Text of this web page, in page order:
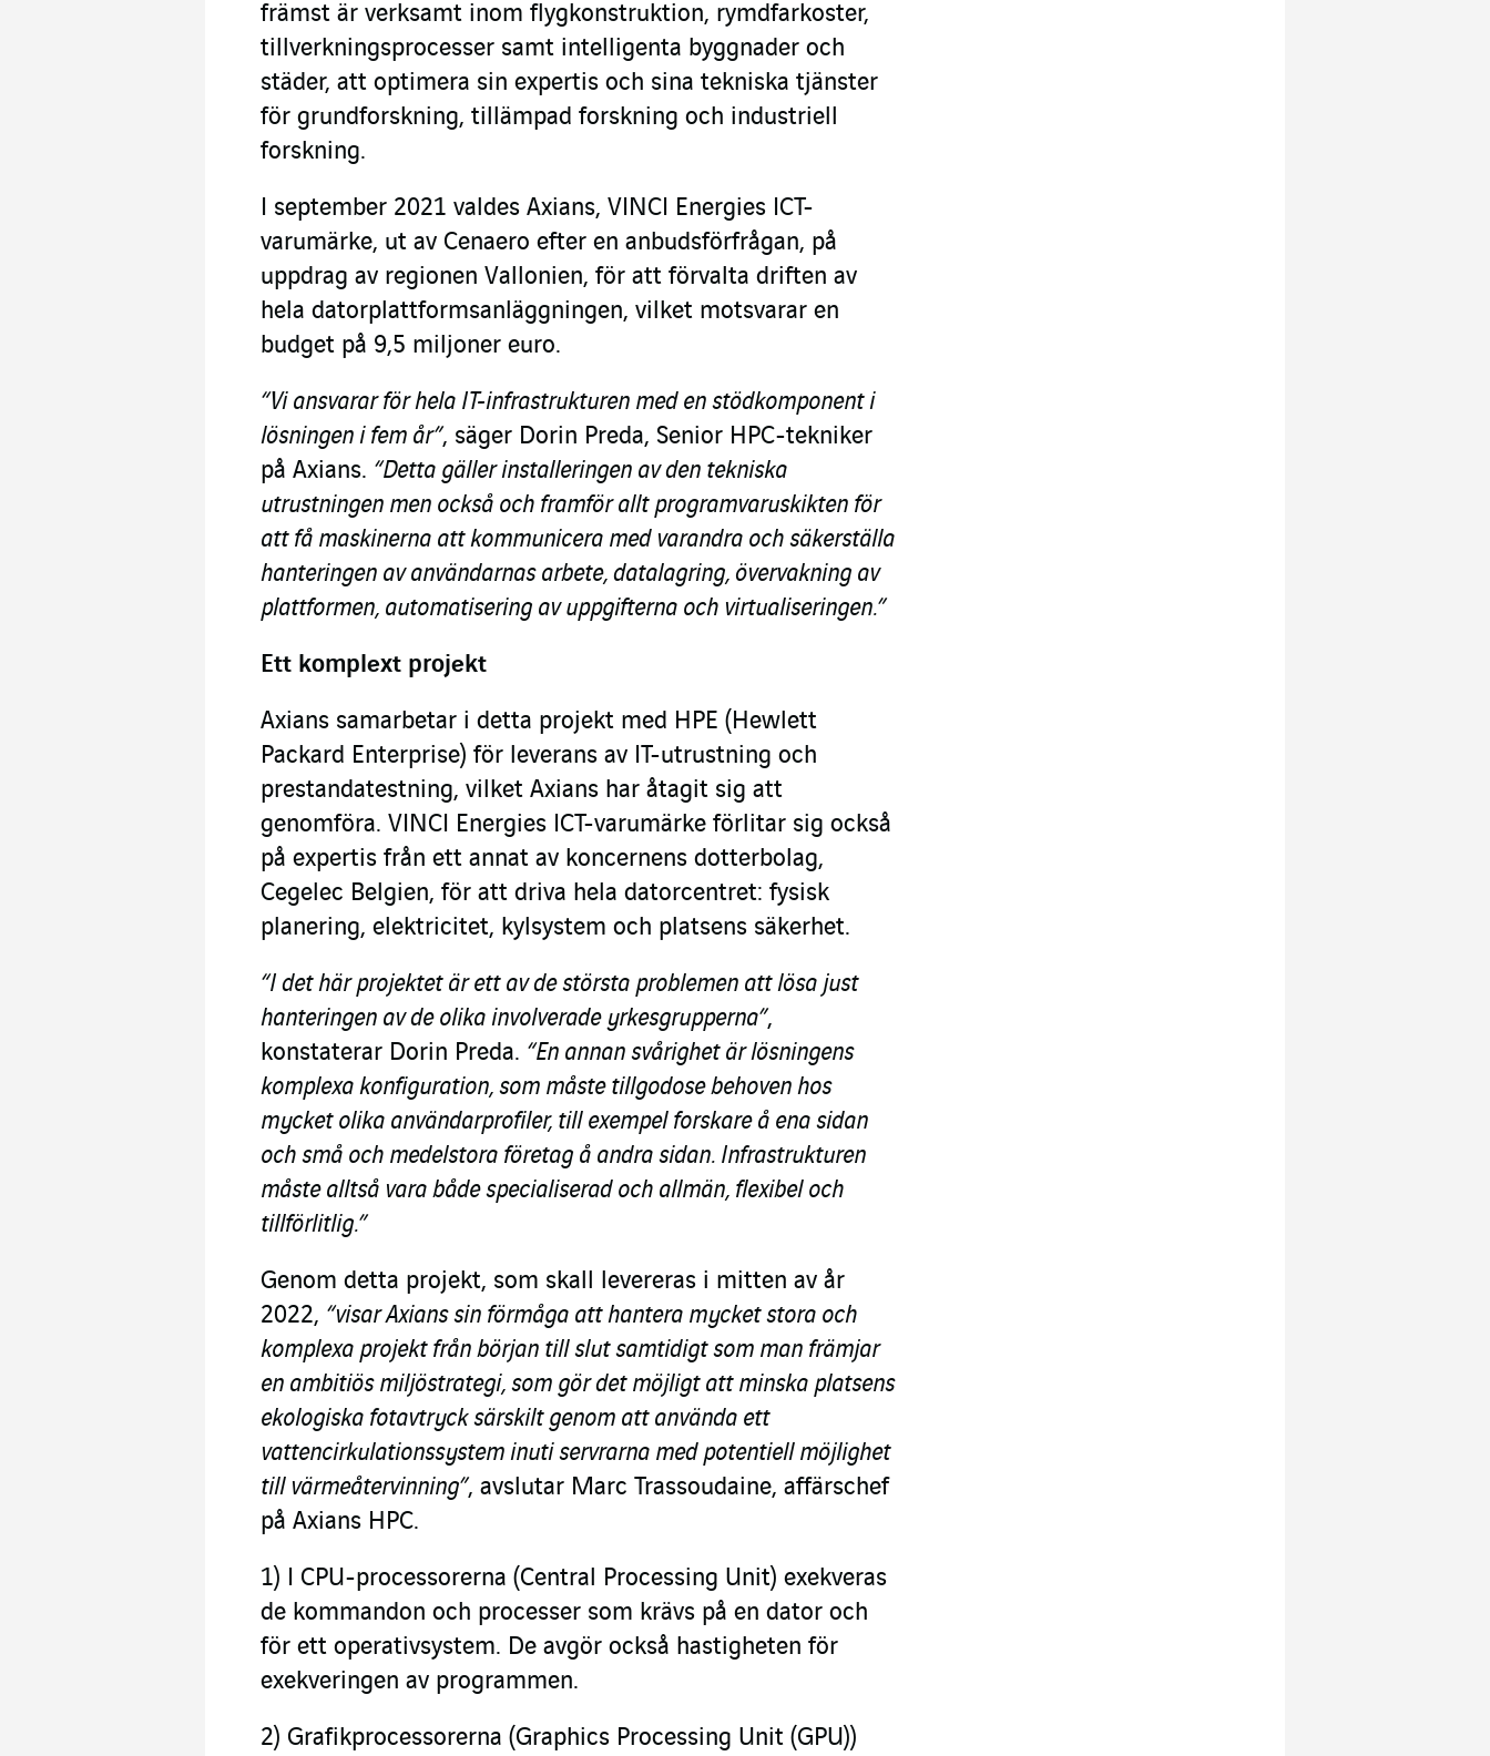
främst är verksamt inom flygkonstruktion, rymdfarkoster,
tillverkningsprocesser samt intelligenta byggnader och
städer, att optimera sin expertis och sina tekniska tjänster
för grundforskning, tillämpad forskning och industriell
forskning.
I september 2021 valdes Axians, VINCI Energies ICT-
varumärke, ut av Cenaero efter en anbudsförfrågan, på
uppdrag av regionen Vallonien, för att förvalta driften av
hela datorplattformsanläggningen, vilket motsvarar en
budget på 9,5 miljoner euro.
“Vi ansvarar för hela IT-infrastrukturen med en stödkomponent i
lösningen i fem år”, säger Dorin Preda, Senior HPC-tekniker
på Axians. “Detta gäller installeringen av den tekniska
utrustningen men också och framför allt programvaruskikten för
att få maskinerna att kommunicera med varandra och säkerställa
hanteringen av användarnas arbete, datalagring, övervakning av
plattformen, automatisering av uppgifterna och virtualiseringen.”
Ett komplext projekt
Axians samarbetar i detta projekt med HPE (Hewlett
Packard Enterprise) för leverans av IT-utrustning och
prestandatestning, vilket Axians har åtagit sig att
genomföra. VINCI Energies ICT-varumärke förlitar sig också
på expertis från ett annat av koncernens dotterbolag,
Cegelec Belgien, för att driva hela datorcentret: fysisk
planering, elektricitet, kylsystem och platsens säkerhet.
“I det här projektet är ett av de största problemen att lösa just
hanteringen av de olika involverade yrkesgrupperna”,
konstaterar Dorin Preda. “En annan svårighet är lösningens
komplexa konfiguration, som måste tillgodose behoven hos
mycket olika användarprofiler, till exempel forskare å ena sidan
och små och medelstora företag å andra sidan. Infrastrukturen
måste alltså vara både specialiserad och allmän, flexibel och
tillförlitlig.”
Genom detta projekt, som skall levereras i mitten av år
2022, “visar Axians sin förmåga att hantera mycket stora och
komplexa projekt från början till slut samtidigt som man främjar
en ambitiös miljöstrategi, som gör det möjligt att minska platsens
ekologiska fotavtryck särskilt genom att använda ett
vattencirkulationssystem inuti servrarna med potentiell möjlighet
till värmeåtervinning”, avslutar Marc Trassoudaine, affärschef
på Axians HPC.
1) I CPU-processorerna (Central Processing Unit) exekveras
de kommandon och processer som krävs på en dator och
för ett operativsystem. De avgör också hastigheten för
exekveringen av programmen.
2) Grafikprocessorerna (Graphics Processing Unit (GPU))